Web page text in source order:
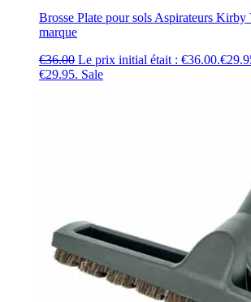
Brosse Plate pour sols Aspirateurs Kirby
marque
€36.00 Le prix initial était : €36.00.€
€29.95. Sale